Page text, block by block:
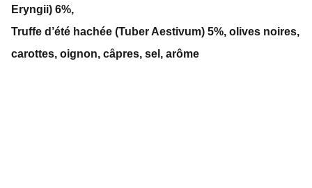
Eryngii) 6%,
Truffe d’été hachée (Tuber Aestivum) 5%, olives noires,
carottes, oignon, câpres, sel, arôme